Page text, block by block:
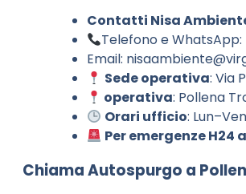
Contatti Nisa
Telefono e WhatsApp:
Email:
Sede operativa: Via
operativa: Pollena
Orari ufficio:
Per emergenze
Chiama Autospurgo a